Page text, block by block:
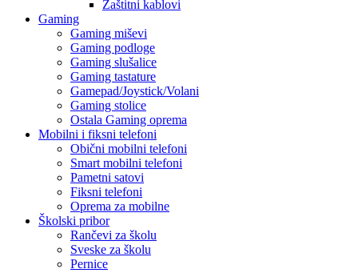
Zaštitni kablovi
Gaming
Gaming miševi
Gaming podloge
Gaming slušalice
Gaming tastature
Gamepad/Joystick/Volani
Gaming stolice
Ostala Gaming oprema
Mobilni i fiksni telefoni
Obični mobilni telefoni
Smart mobilni telefoni
Pametni satovi
Fiksni telefoni
Oprema za mobilne
Školski pribor
Rančevi za školu
Sveske za školu
Pernice